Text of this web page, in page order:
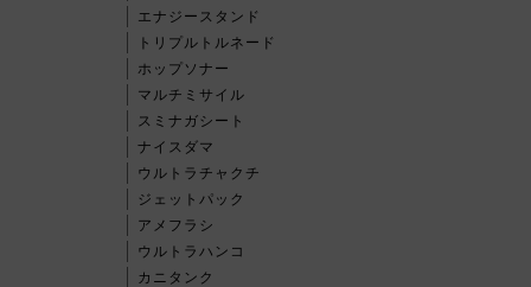
エナジースタンド
トリプルトルネード
ホップソナー
マルチミサイル
スミナガシート
ナイスダマ
ウルトラチャクチ
ジェットパック
アメフラシ
ウルトラハンコ
カニタンク